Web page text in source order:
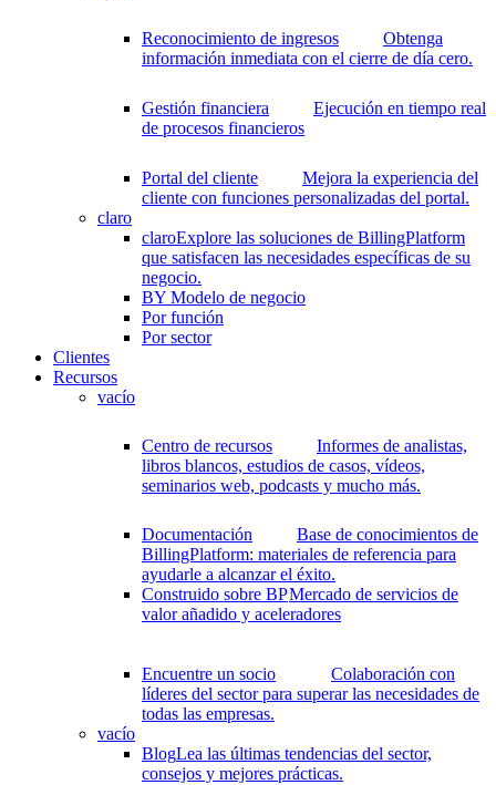
Reconocimiento de ingresos
Obtenga
información inmediata con el cierre de día cero.
Gestión financiera
Ejecución en tiempo real
de procesos financieros
Portal del cliente
Mejora la experiencia del
cliente con funciones personalizadas del portal.
claro
claroExplore las soluciones de BillingPlatform
que satisfacen las necesidades específicas de su
negocio.
BY Modelo de negocio
Por función
Por sector
Clientes
Recursos
vacío
Centro de recursos
Informes de analistas,
libros blancos, estudios de casos, vídeos,
seminarios web, podcasts y mucho más.
Documentación
Base de conocimientos de
BillingPlatform: materiales de referencia para
ayudarle a alcanzar el éxito.
Construido sobre BPMercado de servicios de
valor añadido y aceleradores
Encuentre un socio
Colaboración con
líderes del sector para superar las necesidades de
todas las empresas.
vacío
BlogLea las últimas tendencias del sector,
consejos y mejores prácticas.